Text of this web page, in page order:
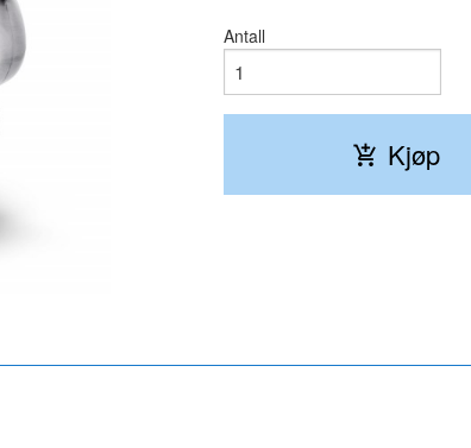
Antall
Kjøp